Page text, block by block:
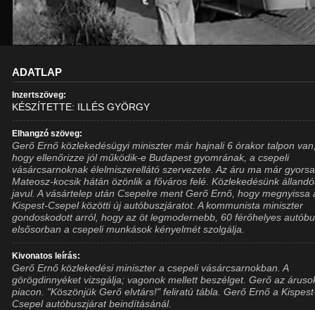
ADATLAP
Inzertszöveg:
KÉSZÍTETTE: ILLÉS GYÖRGY
Elhangzó szöveg:
Gerő Ernő közlekedésügyi miniszter már hajnali 6 órakor talpon
hogy ellenőrizze jól működik-e Budapest gyomrának, a csepeli
vásárcsarnoknak élelmiszerellátó szervezete. Az áru ma már
Mateosz-kocsik hátán özönlik a főváros felé. Közlekedésünk
javul. A vásártelep után Csepelre ment Gerő Ernő, hogy megnyissa
Kispest-Csepel közötti új autóbuszjáratot. A kommunista miniszter
gondoskodott arról, hogy az öt legmodernebb, 60 férőhelyes
elsősorban a csepeli munkások kényelmét szolgálja.
Kivonatos leírás:
Gerő Ernő közlekedési miniszter a csepeli vásárcsarnokban. A
görögdinnyéket vizsgálja; vagonok mellett beszélget. Gerő az
piacon. "Köszönjük Gerő elvtárs!" feliratú tábla. Gerő Ernő a
Csepel autóbuszjárat beindításánál.